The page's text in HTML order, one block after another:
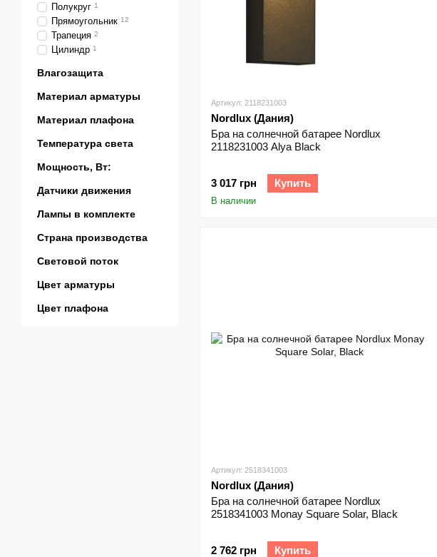
Артикул: 2118231003
Nordlux (Дания)
Бра на солнечной батарее Nordlux
2118231003 Alya Black
3 017 грн Купить
В наличии
Артикул: 2518341003
Nordlux (Дания)
Бра на солнечной батарее Nordlux
2518341003 Monay Square Solar, Black
2 762 грн Купить
Полукруг 1
Прямоугольник 12
Трапеция 2
Цилиндр 1
Влагозащита
Материал арматуры
Материал плафона
Температура света
Мощность, Вт:
Датчики движения
Лампы в комплекте
Страна производства
Световой поток
Цвет арматуры
Цвет плафона